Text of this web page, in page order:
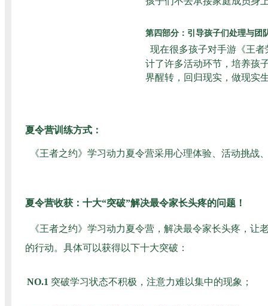
第四部分：引导孩子们处理与
现在很多孩子对手游《王
计了许多活动环节，培养孩
界醒转，回归现实，做现实
夏令营训练方式：
《王者之约》学习动力夏令营采用心理体验、活动挑
夏令营收获：十大“突破”解决最令家长头疼的问题 ！
《王者之约》学习动力夏令营，解决最令家长头疼，
的行动。具体可以获得以下十大突破：
NO.1 突破学习状态不积极，注意力难以集中的现象；